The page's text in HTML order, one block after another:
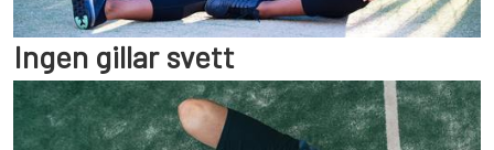
Ingen gillar svett